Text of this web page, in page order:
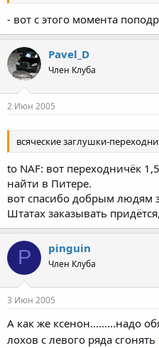
- вот с этого момента
Pavel_D
Член Клуба
2 Июн 2005
всяческие заглушки-
to NAF: вот переходничёк
найти в Питере.
вот спасибо добрым людям
Штатах заказывать
P pinguin
Член Клуба
3 Июн 2005
А как же ксенон.........надо
лохов с левого ряда сгонять